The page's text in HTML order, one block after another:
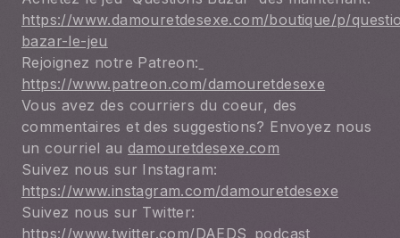
https://www.damouretdesexe.com/boutique/p/
bazar-le-jeu
Rejoignez notre Patreon:
https://www.patreon.com/damouretdesexe
Vous avez des courriers du coeur, des
commentaires et des suggestions? Envoyez nous
un courriel au damouretdesexe.com
Suivez nous sur Instagram:
https://www.instagram.com/damouretdesexe
Suivez nous sur Twitter:
https://www.twitter.com/DAEDS_podcast